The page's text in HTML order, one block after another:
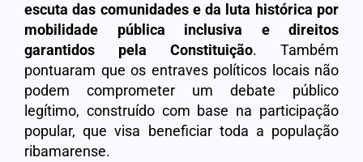
escuta das comunidades e da luta histórica por
mobilidade pública inclusiva e direitos
garantidos pela Constituição. Também
pontuaram que os entraves políticos locais não
podem comprometer um debate público
legítimo, construído com base na participação
popular, que visa beneficiar toda a população
ribamarense.